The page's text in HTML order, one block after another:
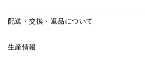
配送・交換・返品について
生産情報